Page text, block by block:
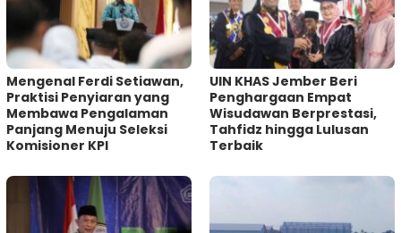
Mengenal Ferdi Setiawan,
Praktisi Penyiaran yang
Membawa Pengalaman
Panjang Menuju Seleksi
Komisioner KPI
UIN KHAS Jember Beri
Penghargaan Empat
Wisudawan Berprestasi,
Tahfidz hingga Lulusan
Terbaik